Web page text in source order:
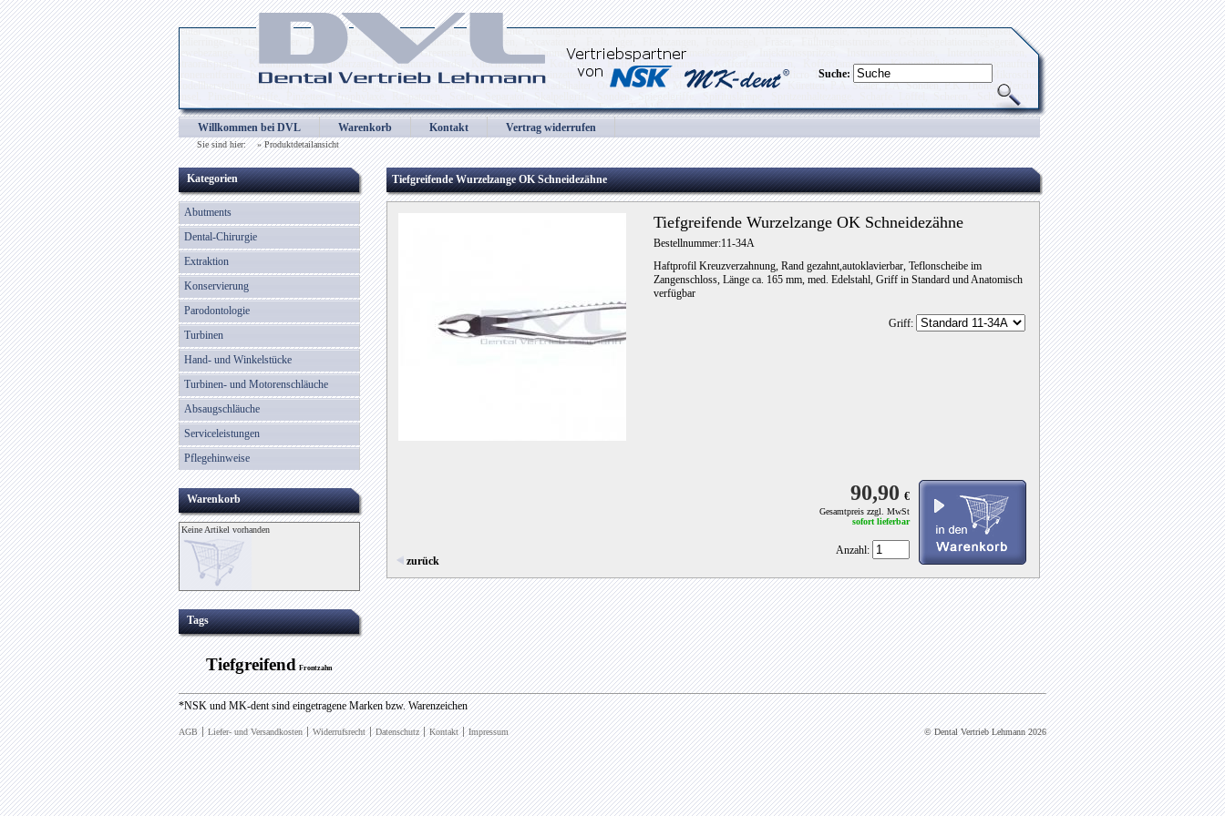
Dental Vertrieb Lehmann, Abdrucklöffel, Alginatspatel, Amalgaminstrumente, Amalgampistole, Applikatoren, Arterienklemmen, Artikulationspinzette, Aspirationsspritzen, Bondingpinsel,
Codierringe, Distalschneider, Drahtbiegezangen, Drahtschneider, Elevatoren, Excavatoren, Fadenleger, Flachzangen, Fotospiegel, Fräser, Füllungsinstrumente, Gesichtsrelationsmessgerät,
Gewebezange, Gipsmesser, Gipsspatel, Gipszange, Greenstein-Instrumente, Hammer, Heidemannspatel, Hohlmeißelzangen, Injektionsspritzen, Instrumentenschalen, Interdentalbürsten,
Intraoralspiegel, Keramikpinsel, Kinderzangen, Klammerboards, Knochenzangen, Kofferdam, Kofferdam-Klammern, Kofferdamrahmen, Kofferdamzangen, Kronenaufbieger, Kronenauftrenner,
Kronenentferner, Kronenmesser, Kronenzangen, Laborinstrumente, LED Birnen, Lötpinzetten, Luxierer, Matrizenbänder, Matrizenspanner, Micro Tips, Mikronadelhalter, Mikropinzetten, Mikroscheren,
Modellherstellung, Mundspiegel, Mundspiegelgriffe, Mundspreitzer, Mustermappen, Nadelhalter, Ochsenbein P.A. Meißel, Ofenzangen, P.A. Küretten, P.A. Scaler, P.A. Sonden, P.K. Thomas, Periotome,
Pinsel, Pinselhaltegriffe, Pinzetten, Prophylaxe, Raspatoren, Scaler, Separator, Skalpellgriff, Sonden, Spiegelgriffe, Spirituslampe, Spritzenhaltezange, Scharfe Löffel, Scheren, Schlaufensystem,
Tamponstopfer, Tasterzirkel, Teleskopkronenzange, Titannitridinstrumente, Tränenkanalsonden, Trays, Tuchklemmen, Ultraschallgerät, Universalreinigungsmittel, Wabenbrenngutträger, Wachsmesser,
Wachsmodellierinstrumente, Wangenhalter, Wattespender, Wundhaken, Wundspreitzer, Wurzelheber, Wurzelkanalerweiterer, Wurzelkanalstopfer, Wurzelspitzenzangen, Wurzelsplitterheber, Xenon Birnen,
Zahnsonden, Zahnzangen, Zementspatel, Zungenbügel, Zungenreiniger
Suche:
Willkommen bei DVL Warenkorb Kontakt Vertrag widerrufen
Sie sind hier: »Produktdetailansicht
Kategorien
Abutments
Dental-Chirurgie
Extraktion
Konservierung
Parodontologie
Turbinen
Hand- und Winkelstücke
Turbinen- und Motorenschläuche
Absaugschläuche
Serviceleistungen
Pflegehinweise
Warenkorb
Keine Artikel vorhanden
Tags
Tiefgreifend Frontzahn
Tiefgreifende Wurzelzange OK Schneidezähne
Tiefgreifende Wurzelzange OK Schneidezähne
Bestellnummer:11-34A
Haftprofil Kreuzverzahnung, Rand gezahnt,autoklavierbar, Teflonscheibe im
Zangenschloss, Länge ca. 165 mm, med. Edelstahl, Griff in Standard und Anatomisch
verfügbar
Griff:
€
Gesamtpreis zzgl. MwSt
sofort lieferbar
Anzahl:
zurück
*NSK und MK-dent sind eingetragene Marken bzw. Warenzeichen
AGB Liefer- und Versandkosten Widerrufsrecht Datenschutz Kontakt Impressum © Dental Vertrieb Lehmann 2026